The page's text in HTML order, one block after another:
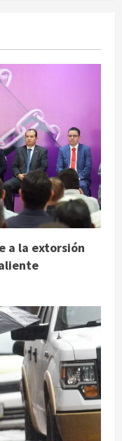
a la extorsión